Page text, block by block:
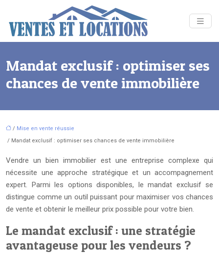
Mandat exclusif : optimiser ses
chances de vente immobilière
/ Mise en vente réussie
/ Mandat exclusif : optimiser ses chances de vente immobilière
Vendre un bien immobilier est une entreprise complexe qui
nécessite une approche stratégique et un accompagnement
expert. Parmi les options disponibles, le mandat exclusif se
distingue comme un outil puissant pour maximiser vos chances
de vente et obtenir le meilleur prix possible pour votre bien.
Le mandat exclusif : une stratégie
avantageuse pour les vendeurs ?